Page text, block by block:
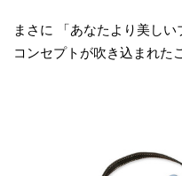
まさに 「あなたより美し
コンセプトが吹き込まれた